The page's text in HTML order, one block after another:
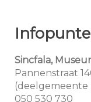
Sincfala,
Pannenstraat
(deelgemeente
050 530 730